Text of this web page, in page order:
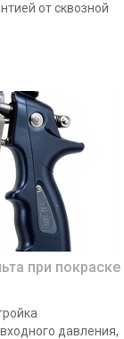
от сквозной
при покраске
давления,